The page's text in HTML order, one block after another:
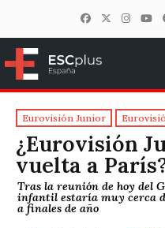
ESCplus
Eurovisión Junior
¿Eurovisión
vuelta a
Tras la reunión de hoy del
infantil estaría muy cerca
a finales de año